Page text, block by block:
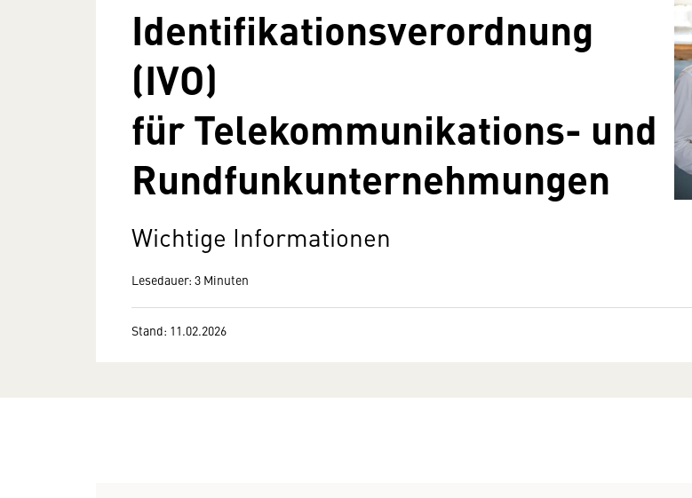
Identifikationsverordnung
(IVO)
für Telekommunikations- und
Rundfunkunternehmungen
Wichtige Informationen
Lesedauer: 3 Minuten
Stand: 11.02.2026